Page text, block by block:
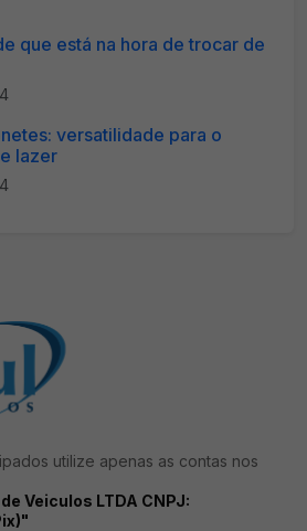
que está na hora de trocar de
versatilidade para o
lazer
utilize apenas as contas nos
Veiculos LTDA CNPJ: